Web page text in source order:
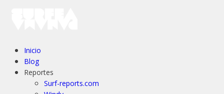
Inicio
Blog
Reportes
Surf-reports.com